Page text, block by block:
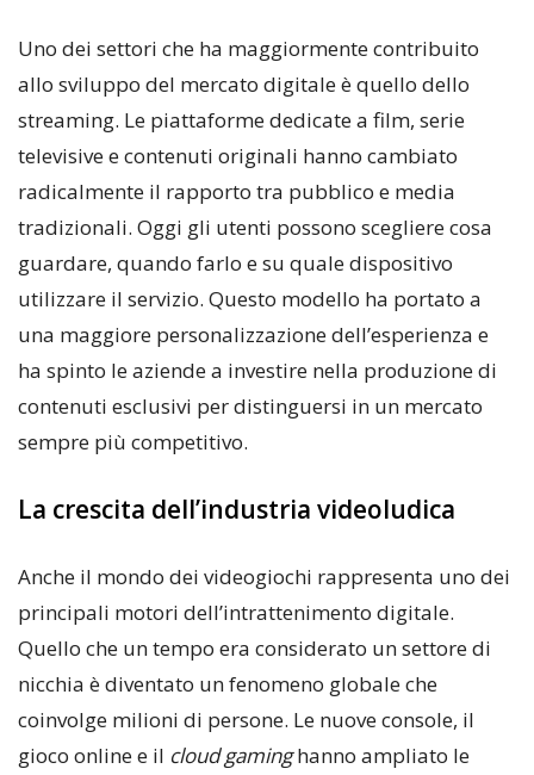
Uno dei settori che ha maggiormente contribuito
allo sviluppo del mercato digitale è quello dello
streaming. Le piattaforme dedicate a film, serie
televisive e contenuti originali hanno cambiato
radicalmente il rapporto tra pubblico e media
tradizionali. Oggi gli utenti possono scegliere cosa
guardare, quando farlo e su quale dispositivo
utilizzare il servizio. Questo modello ha portato a
una maggiore personalizzazione dell’esperienza e
ha spinto le aziende a investire nella produzione di
contenuti esclusivi per distinguersi in un mercato
sempre più competitivo.
La crescita dell’industria videoludica
Anche il mondo dei videogiochi rappresenta uno dei
principali motori dell’intrattenimento digitale.
Quello che un tempo era considerato un settore di
nicchia è diventato un fenomeno globale che
coinvolge milioni di persone. Le nuove console, il
gioco online e il cloud gaminghanno ampliato le